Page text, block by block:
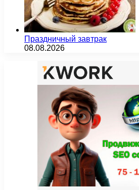
Праздничный завтрак
08.08.2026